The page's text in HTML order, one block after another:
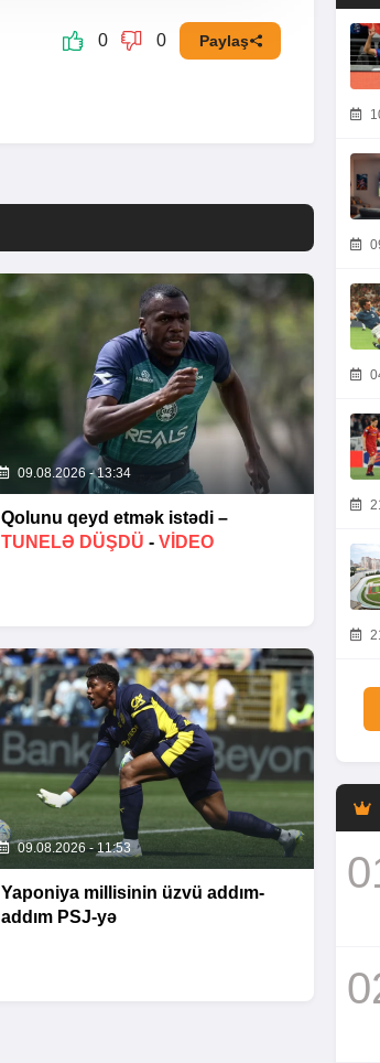
0 0 Paylaş
09.08.2026 - 13:34
Qolunu qeyd etmək istədi –
TUNELƏ DÜŞDÜ - VİDEO
09.08.2026 - 11:53
Yaponiya millisinin üzvü addım-
addım PSJ-yə